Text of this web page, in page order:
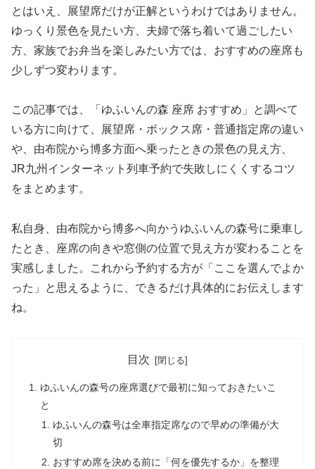
とはいえ、展望席だけが正解というわけではありません。
ゆっくり景色を見たい方、夫婦で落ち着いて過ごしたい
方、家族でお弁当を楽しみたい方では、おすすめの座席も
少しずつ変わります。
この記事では、「ゆふいんの森 座席 おすすめ」と調べて
いる方に向けて、展望席・ボックス席・普通指定席の違い
や、由布院から博多方面へ乗ったときの景色の見え方、
JR九州インターネット列車予約で失敗しにくくするコツ
をまとめます。
私自身、由布院から博多へ向かうゆふいんの森号に乗車し
たとき、座席の向きや窓側の位置で見え方が変わることを
実感しました。これから予約する方が「ここを選んでよか
った」と思えるように、できるだけ具体的にお伝えします
ね。
目次
ゆふいんの森号の座席選びで最初に知っておきたいこ
と
ゆふいんの森号は全車指定席なので早めの準備が大
切
おすすめ席を決める前に「何を優先するか」を整理